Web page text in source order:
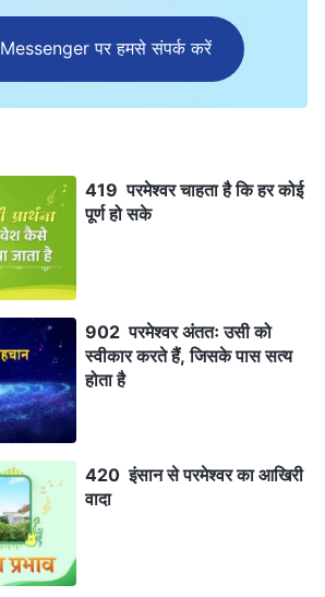
Messenger पर हमसे संपर्क करें
419 परमेश्वर चाहता है कि हर कोई
पूर्ण हो सके
902 परमेश्वर अंततः उसी को
स्वीकार करते हैं, जिसके पास सत्य
होता है
420 इंसान से परमेश्वर का आखिरी
वादा